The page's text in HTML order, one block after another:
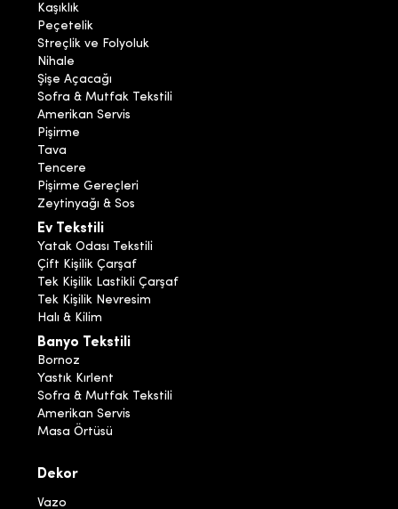
Kaşıklık
Peçetelik
Streçlik ve Folyoluk
Nihale
Şişe Açacağı
Sofra & Mutfak Tekstili
Amerikan Servis
Pişirme
Tava
Tencere
Pişirme Gereçleri
Zeytinyağı & Sos
Ev Tekstili
Yatak Odası Tekstili
Çift Kişilik Çarşaf
Tek Kişilik Lastikli Çarşaf
Tek Kişilik Nevresim
Halı & Kilim
Banyo Tekstili
Bornoz
Yastık Kırlent
Sofra & Mutfak Tekstili
Amerikan Servis
Masa Örtüsü
Dekor
Vazo